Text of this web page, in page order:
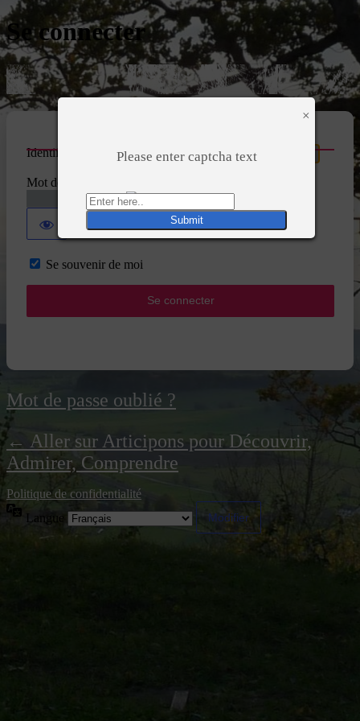
×
Please enter captcha text
Se connecter
Identifiant ou adresse e-mail
Mot de passe
Se souvenir de moi
Mot de passe oublié ?
← Aller sur Articipons pour Découvrir,
Admirer, Comprendre
Politique de confidentialité
Langue